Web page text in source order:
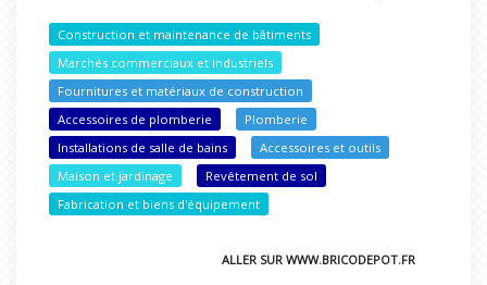
Construction et maintenance de bâtiments
Marchés commerciaux et industriels
Fournitures et matériaux de construction
Accessoires de plomberie
Plomberie
Installations de salle de bains
Accessoires et outils
Maison et jardinage
Revêtement de sol
Fabrication et biens d'équipement
ALLER SUR WWW.BRICODEPOT.FR